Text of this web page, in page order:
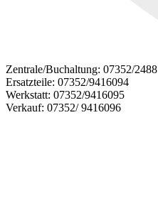
Zentrale/Buchaltung: 07352/2488
Ersatzteile: 07352/9416094
Werkstatt: 07352/9416095
Verkauf: 07352/ 9416096